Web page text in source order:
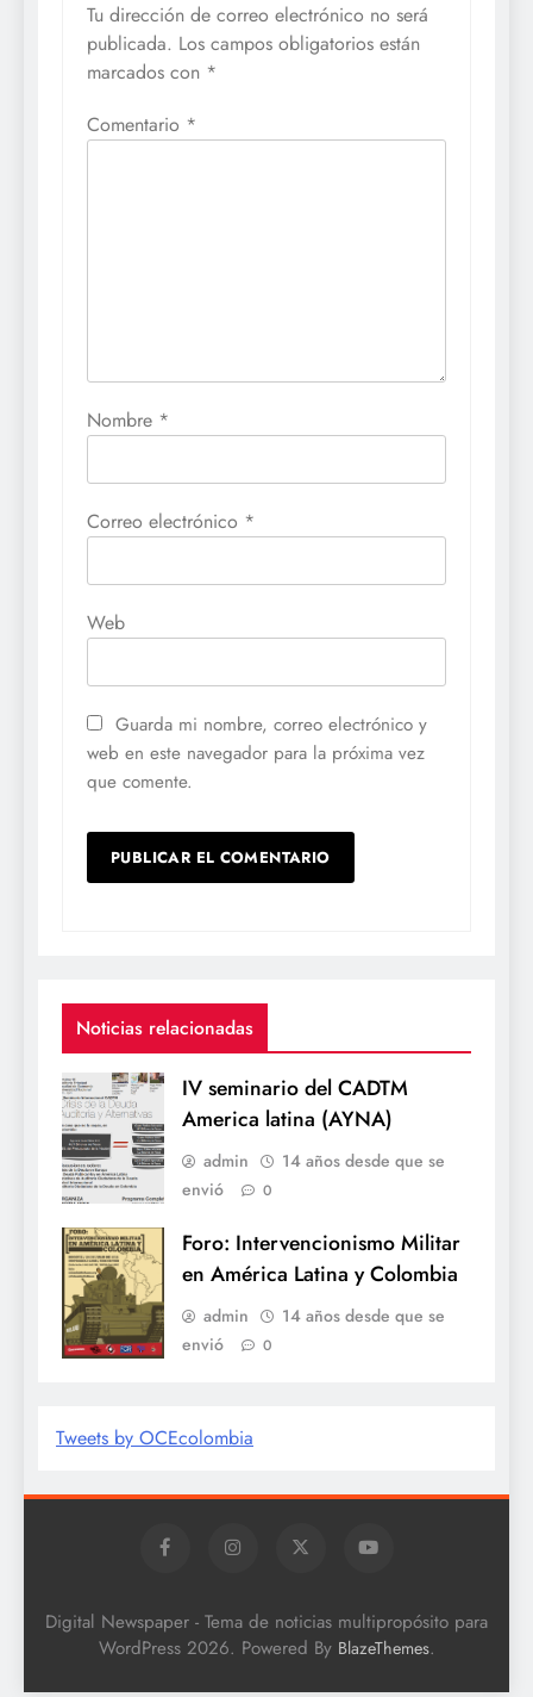
Tu dirección de correo electrónico no será
publicada. Los campos obligatorios están
marcados con *
Comentario *
Nombre *
Correo electrónico *
Web
Guarda mi nombre, correo electrónico y
web en este navegador para la próxima vez
que comente.
Noticias relacionadas
IV seminario del CADTM
America latina (AYNA)
admin
14 años desde que se
envió
0
Foro: Intervencionismo Militar
en América Latina y Colombia
admin
14 años desde que se
envió
0
Tweets by OCEcolombia
Digital Newspaper - Tema de noticias multipropósito para
WordPress 2026. Powered By BlazeThemes.